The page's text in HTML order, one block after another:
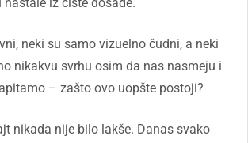
neki su samo vizuelno čudni, a neki
nikakvu svrhu osim da nas nasmeju i
– zašto ovo uopšte postoji?
nikada nije bilo lakše. Danas svako